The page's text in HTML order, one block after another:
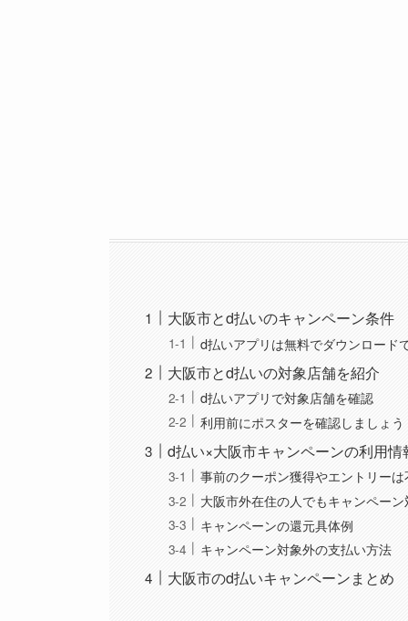
大阪市とd払いのキャンペーン条件
d払いアプリは無料でダウンロード
大阪市とd払いの対象店舗を紹介
d払いアプリで対象店舗を確認
利用前にポスターを確認しましょう
d払い×大阪市キャンペーンの利用情
事前のクーポン獲得やエントリー
大阪市外在住の人でもキャンペー
キャンペーンの還元具体例
キャンペーン対象外の支払い方法
大阪市のd払いキャンペーンまとめ